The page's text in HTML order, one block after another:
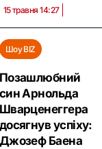
15 травня 14:27
Шоу BIZ
Позашлюбний
син Арнольда
Шварценеггера
досягнув успіху:
Джозеф Баена